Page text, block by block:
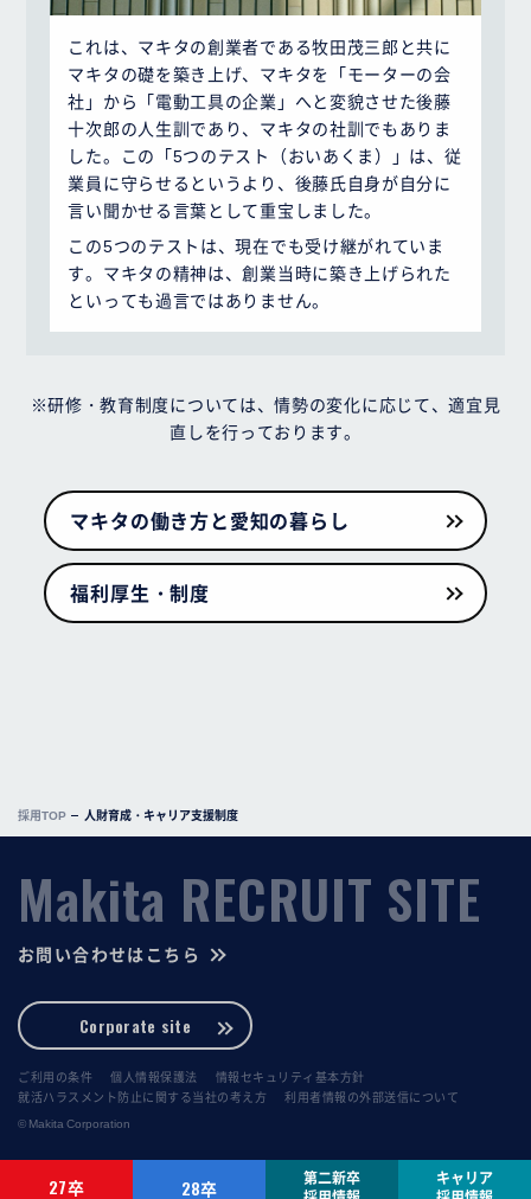
27卒
MYPAGE
28卒
MYPAGE
第二新卒
キャリア
これは、マキタの創業者である牧田茂三郎と共に
マキタの礎を築き上げ、マキタを「モーターの会
社」から「電動工具の企業」へと変貌させた後藤
十次郎の人生訓であり、マキタの社訓でもありま
した。この「5つのテスト（おいあくま）」は、従
業員に守らせるというより、後藤氏自身が自分に
言い聞かせる言葉として重宝しました。
この5つのテストは、現在でも受け継がれていま
す。マキタの精神は、創業当時に築き上げられた
といっても過言ではありません。
※研修・教育制度については、情勢の変化に応じて、適宜見
直しを行っております。
マキタの働き方と愛知の暮らし
福利厚生・制度
採用TOP 人財育成・キャリア支援制度
Makita RECRUIT SITE
お問い合わせはこちら
Corporate site
ご利用の条件 個人情報保護法
情報セキュリティ基本方針
就活ハラスメント防止に関する当社の考え方
利用者情報の外部送信について
© Makita Corporation